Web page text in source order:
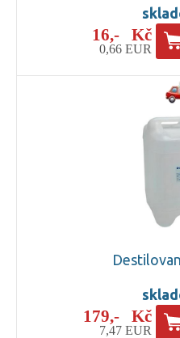
16,- Kč
0,66 EUR
179,- Kč
7,47 EUR